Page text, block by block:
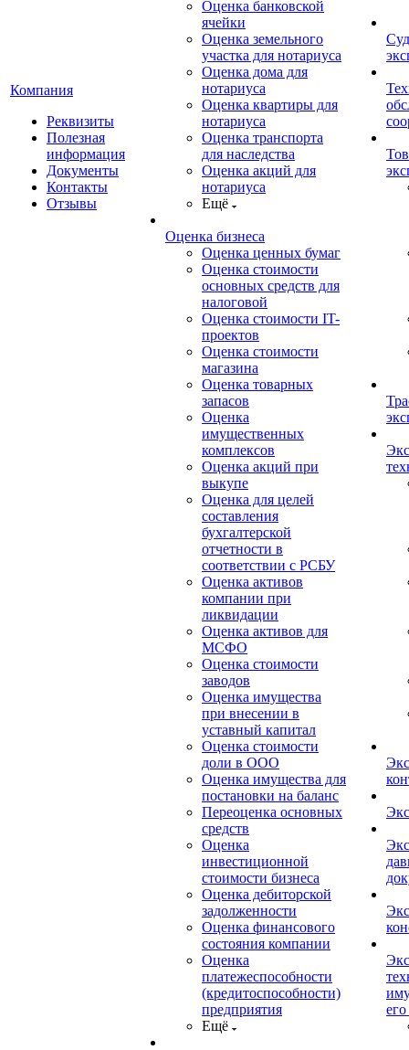
Компания
Реквизиты
Полезная
информация
Документы
Контакты
Отзывы
Оценка банковской
ячейки
Оценка земельного
участка для нотариуса
Оценка дома для
нотариуса
Оценка квартиры для
нотариуса
Оценка транспорта
для наследства
Оценка акций для
нотариуса
Ещё
Оценка бизнеса
Оценка ценных бумаг
Оценка стоимости
основных средств для
налоговой
Оценка стоимости IT-
проектов
Оценка стоимости
магазина
Оценка товарных
запасов
Оценка
имущественных
комплексов
Оценка акций при
выкупе
Оценка для целей
составления
бухгалтерской
отчетности в
соответствии с РСБУ
Оценка активов
компании при
ликвидации
Оценка активов для
МСФО
Оценка стоимости
заводов
Оценка имущества
при внесении в
уставный капитал
Оценка стоимости
доли в ООО
Оценка имущества для
постановки на баланс
Переоценка основных
средств
Оценка
инвестиционной
стоимости бизнеса
Оценка дебиторской
задолженности
Оценка финансового
состояния компании
Оценка
платежеспособности
(кредитоспособности)
предприятия
Ещё